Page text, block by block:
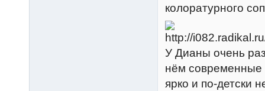
колоратурного
У Дианы очень
нём современные
ярко и по-детски